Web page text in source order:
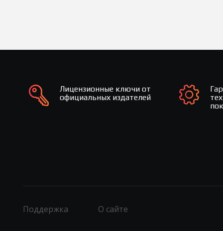
Лицензионные ключи от
официальных издателей
Поддержка О сайте